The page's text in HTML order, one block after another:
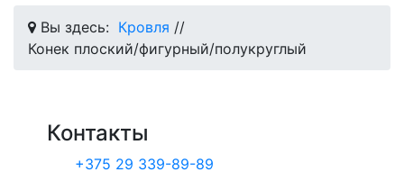
Вы здесь: Кровля //
Конек плоский/фигурный/полукруглый
Контакты
+375 29 339-89-89